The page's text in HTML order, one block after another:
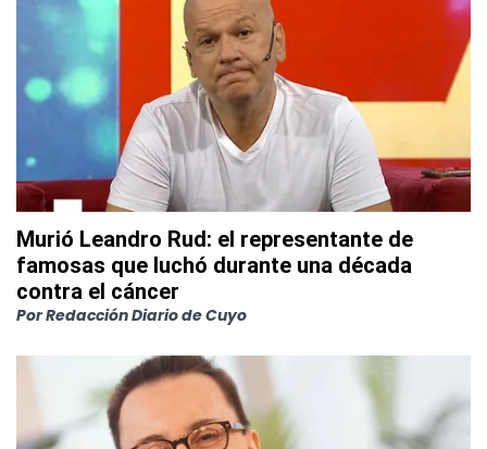
Murió Leandro Rud: el representante de
famosas que luchó durante una década
contra el cáncer
PorRedacción Diario de Cuyo